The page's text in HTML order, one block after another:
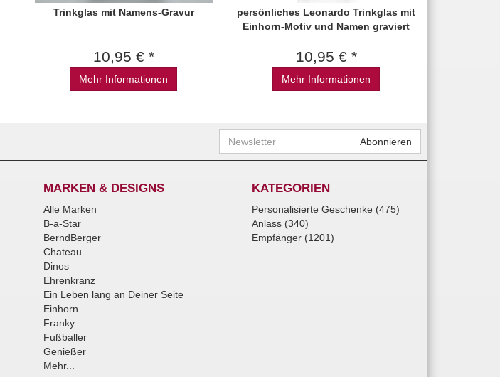
Trinkglas mit Namens-Gravur
10,95 € *
Mehr Informationen
persönliches Leonardo Trinkglas mit
Einhorn-Motiv und Namen graviert
10,95 € *
Mehr Informationen
Newsletter Abonnieren
MARKEN & DESIGNS
Alle Marken
B-a-Star
BerndBerger
Chateau
Dinos
Ehrenkranz
Ein Leben lang an Deiner Seite
Einhorn
Franky
Fußballer
Genießer
Mehr...
KATEGORIEN
Personalisierte Geschenke (475)
Anlass (340)
Empfänger (1201)